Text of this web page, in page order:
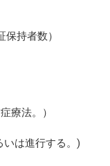
持者数）
療法。）
は進行する。)